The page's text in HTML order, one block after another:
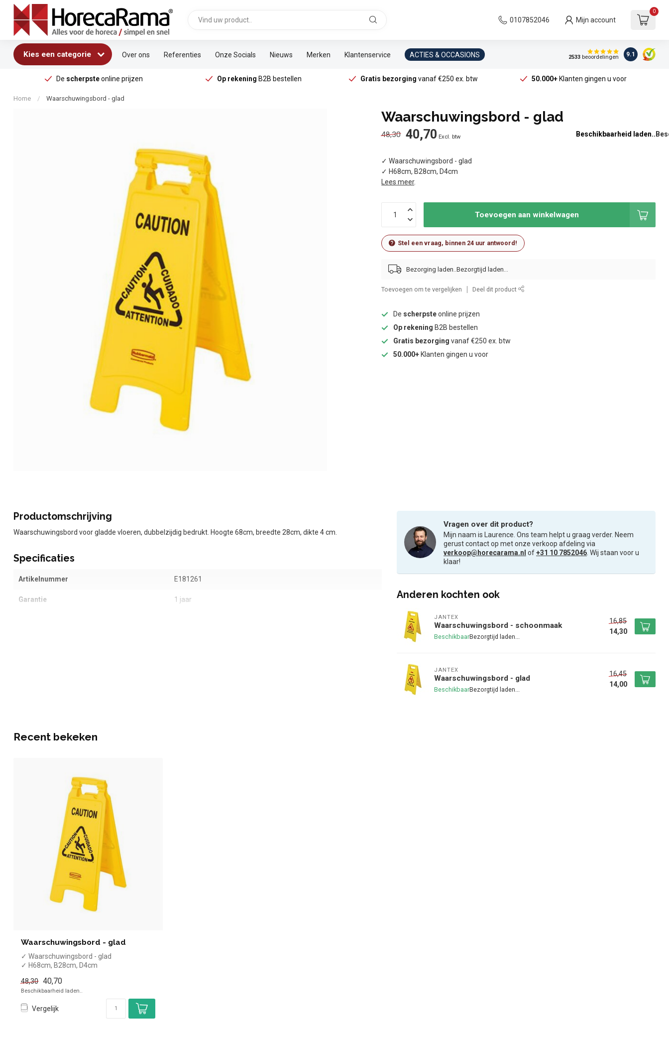
0107852046 Mijn account
0
Kies een categorie Over ons Referenties Onze Socials Nieuws Merken Klantenservice ACTIES & OCCASIONS 2533beoordelingen 9.1
De scherpsteonline prijzen Op rekening B2B bestellen Gratis bezorging vanaf €250 ex. btw 50.000+Klanten gingen u voor
Home / Waarschuwingsbord - glad
Waarschuwingsbord - glad
48,30 40,70 Excl. btw Beschikbaarheid laden..
✓ Waarschuwingsbord - glad
✓ H68cm, B28cm, D4cm
Lees meer.
Toevoegen aan winkelwagen
Stel een vraag, binnen 24 uur antwoord!
Bezorging laden..
Toevoegen om te vergelijken Deel dit product
De scherpsteonline prijzen
Op rekening B2B bestellen
Gratis bezorging vanaf €250 ex. btw
50.000+ Klanten gingen u voor
Productomschrijving
Waarschuwingsbord voor gladde vloeren, dubbelzijdig bedrukt. Hoogte 68cm, breedte 28cm, dikte 4 cm.
Specificaties
Artikelnummer E181261
Garantie 1 jaar
Vragen over dit product?
Mijn naam is Laurence. Ons team helpt u graag verder. Neem
gerust contact op met onze verkoop afdeling via
verkoop@horecarama.nl of+31 10 7852046 . Wij staan voor u
klaar!
Anderen kochten ook
JANTEX
Waarschuwingsbord - schoonmaak
Beschikbaar
16,85
14,30
JANTEX
Waarschuwingsbord - glad
Beschikbaar
16,45
14,00
Recent bekeken
Waarschuwingsbord - glad
✓ Waarschuwingsbord - glad
✓ H68cm, B28cm, D4cm
48,30 40,70
Beschikbaarheid laden..
Vergelijk